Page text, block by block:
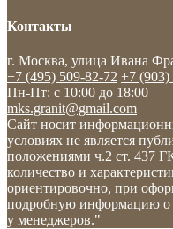
Контакты
г. Москва, улица Ивана
+7 (495) 509-82-72 +7 (903)
Пн-Пт: c 10:00 до 18:00
mks.granit@gmail.com
Сайт носит
условиях не является
положениями ч.2 ст. 437
количество и
ориентировочно, при
подробную информацию о
у менеджеров."